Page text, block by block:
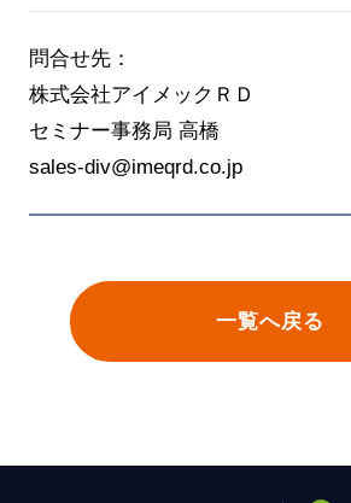
問合せ先：
株式会社アイメックＲＤ
セミナー事務局 高橋
sales-div@imeqrd.co.jp
一覧へ戻る